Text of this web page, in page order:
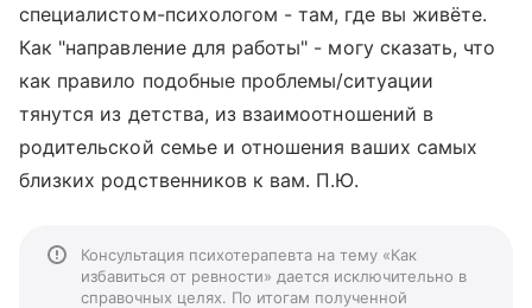
специалистом-психологом - там, где вы живёте.
Как "направление для работы" - могу сказать, что
как правило подобные проблемы/ситуации
тянутся из детства, из взаимоотношений в
родительской семье и отношения ваших самых
близких родственников к вам. П.Ю.
Консультация психотерапевта на тему «Как
избавиться от ревности» дается исключительно в
справочных целях. По итогам полученной